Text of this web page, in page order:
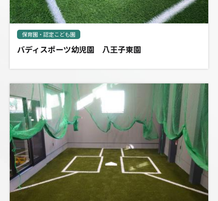
保育園・認定こども園
バディスポーツ幼児園 八王子東園